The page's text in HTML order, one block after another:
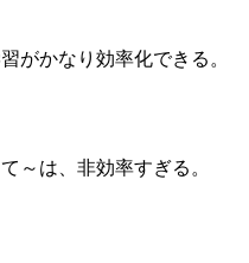
がかなり効率化できる。
～は、非効率すぎる。